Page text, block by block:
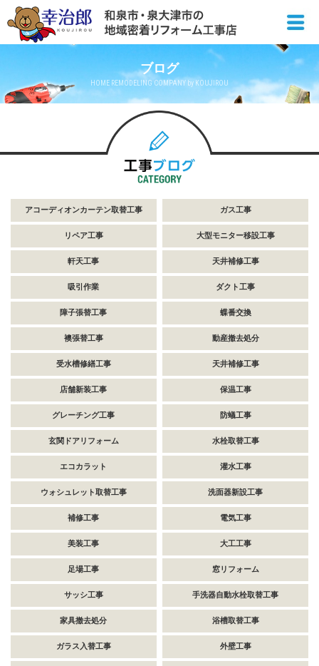
ブログ
HOME REMODELING COMPANY by KOUJIROU
アコーディオンカーテン取替工事 ガス工事
リペア工事 大型モニター移設工事
軒天工事 天井補修工事
吸引作業 ダクト工事
障子張替工事 蝶番交換
襖張替工事 動産撤去処分
受水槽修繕工事 天井補修工事
店舗新装工事 保温工事
グレーチング工事 防蟻工事
玄関ドアリフォーム 水栓取替工事
エコカラット 灌水工事
ウォシュレット取替工事 洗面器新設工事
補修工事 電気工事
美装工事 大工工事
足場工事 窓リフォーム
サッシ工事 手洗器自動水栓取替工事
家具撤去処分 浴槽取替工事
ガラス入替工事 外壁工事